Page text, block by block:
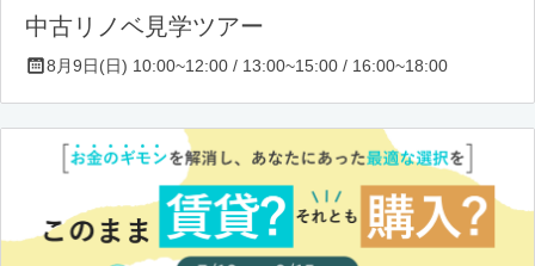
中古リノベ見学ツアー
8月9日(日) 10:00~12:00 / 13:00~15:00 / 16:00~18:00